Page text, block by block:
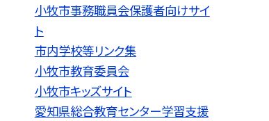
小牧市事務職員会保護者向けサイ
ト
市内学校等リンク集
小牧市教育委員会
小牧市キッズサイト
愛知県総合教育センター学習支援